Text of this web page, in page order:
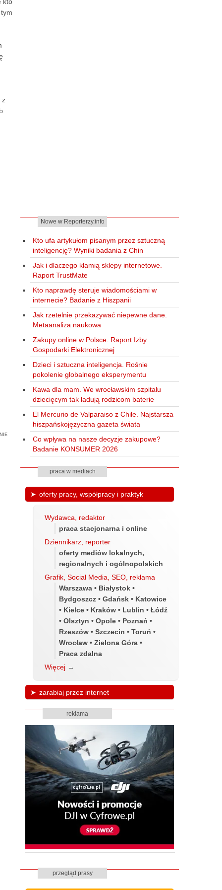
kto
z
Nowe w Reporterzy.info
Kto ufa artykułom pisanym przez sztuczną
inteligencję? Wyniki badania z Chin
Jak i dlaczego kłamią sklepy internetowe.
Raport TrustMate
Kto naprawdę steruje wiadomościami w
internecie? Badanie z Hiszpanii
Jak rzetelnie przekazywać niepewne dane.
Metaanaliza naukowa
Zakupy online w Polsce. Raport Izby
Gospodarki Elektronicznej
Dzieci i sztuczna inteligencja. Rośnie
pokolenie globalnego eksperymentu
Kawa dla mam. We wrocławskim szpitalu
dziecięcym tak ładują rodzicom baterie
El Mercurio de Valparaiso z Chile. Najstarsza
hiszpańskojęzyczna gazeta świata
Co wpływa na nasze decyzje zakupowe?
Badanie KONSUMER 2026
praca w mediach
oferty pracy, współpracy i praktyk
Wydawca, redaktor
praca stacjonarna i online
Dziennikarz, reporter
oferty mediów lokalnych,
regionalnych i ogólnopolskich
Grafik, Social Media, SEO, reklama
Warszawa • Białystok •
Bydgoszcz • Gdańsk • Katowice
• Kielce • Kraków • Lublin • Łódź
• Olsztyn • Opole • Poznań •
Rzeszów • Szczecin • Toruń •
Wrocław • Zielona Góra •
Praca zdalna
Więcej →
zarabiaj przez internet
reklama
przegląd prasy